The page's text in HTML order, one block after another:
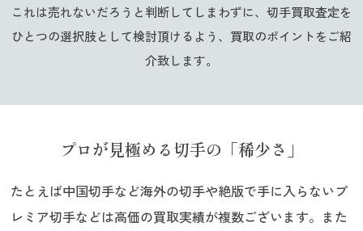
これは売れないだろうと判断してしまわずに、切手買取査定を
ひとつの選択肢として検討頂けるよう、 買取のポイントをご紹
介致します。
プロが見極める切手の「稀少さ」
たとえば中国切手など海外の切手や絶版で手に入らないプ
レミア切手などは高価の買取実績が複数ございます。また